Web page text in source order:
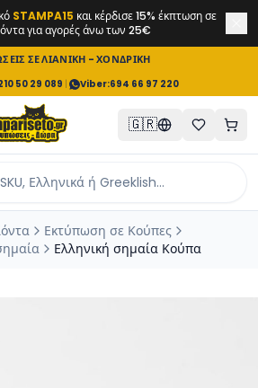
STAMPA15 και κέρδισε 15% έκπτωση σε
για αγορές άνω των 25€
ΣΕ ΛΙΑΝΙΚΗ - ΧΟΝΔΡΙΚΗ
50 29 089 | Viber:694 66 97 220
🇬🇷
Εκτύπωση σε Κούπες
Ελληνική σημαία Κούπα